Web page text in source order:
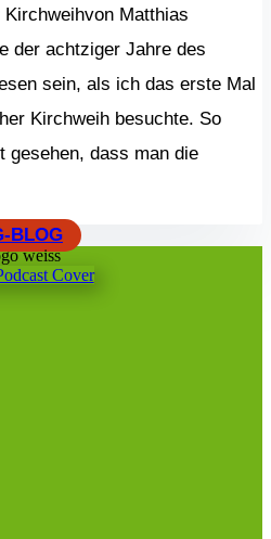
Matthias
der achtziger Jahre des
sein, als ich das erste Mal
Kirchweih besuchte. So
gesehen, dass man die
BLOG